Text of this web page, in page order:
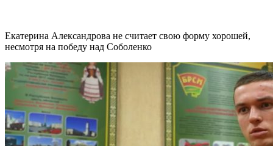
Екатерина Александрова не считает свою форму хорошей,
несмотря на победу над Соболенко